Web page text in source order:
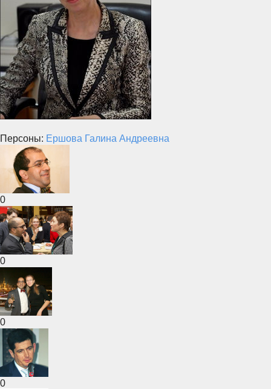
Персоны: Ершова Галина Андреевна
0
0
0
0